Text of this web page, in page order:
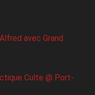
avec Grand
Culte @ Port-